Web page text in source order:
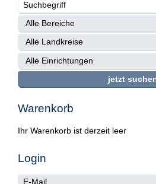
Warenkorb
Ihr Warenkorb ist derzeit leer
Login